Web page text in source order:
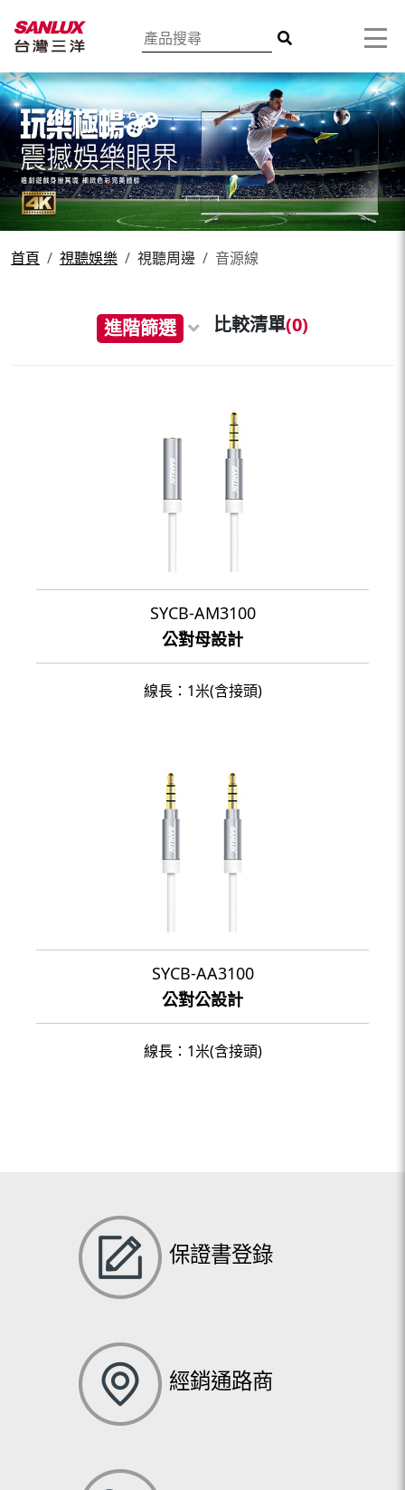
首頁 視聽娛樂 視聽周邊 音源線
進階篩選 比較清單(0)
SYCB-AM3100
公對母設計
線長：1米(含接頭)
SYCB-AA3100
公對公設計
線長：1米(含接頭)
保證書登錄
經銷通路商